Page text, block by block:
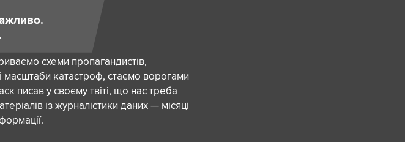
схеми пропагандистів,
масштаби катастроф, стаємо ворогами
писав у своєму твіті, що нас треба
із журналістики даних — місяці